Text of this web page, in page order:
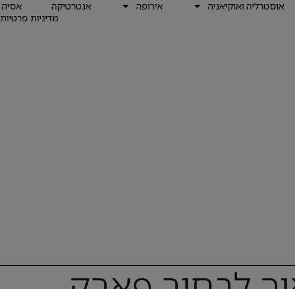
אוסטרליה ואוקיאניה אירופה אנטרטיקה אסיה
מדיניות פרטיות